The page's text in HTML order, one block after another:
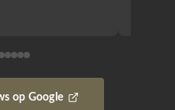
op Google